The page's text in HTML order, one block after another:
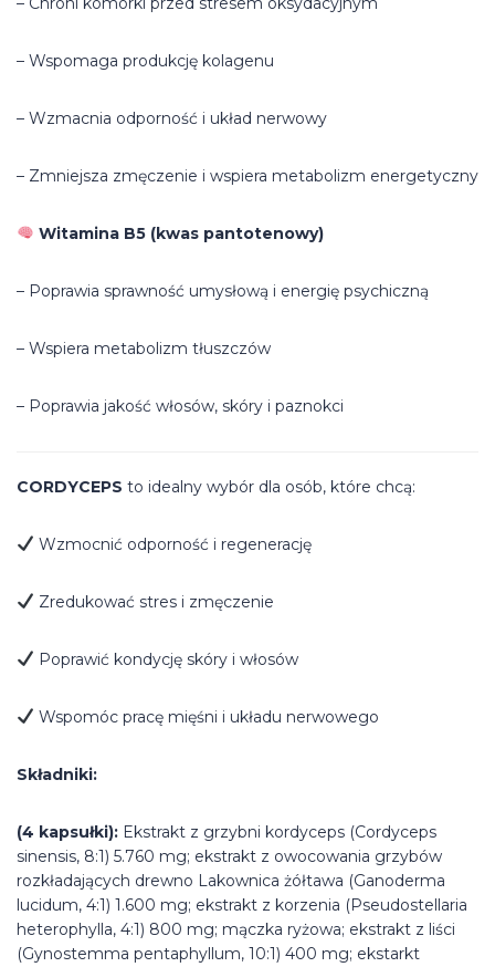
– Wspomaga produkcję kolagenu
– Wzmacnia odporność i układ nerwowy
– Zmniejsza zmęczenie i wspiera metabolizm energetyczny
Witamina B5 (kwas pantotenowy)
– Poprawia sprawność umysłową i energię psychiczną
– Wspiera metabolizm tłuszczów
– Poprawia jakość włosów, skóry i paznokci
CORDYCEPS to idealny wybór dla osób, które chcą:
Wzmocnić odporność i regenerację
Zredukować stres i zmęczenie
Poprawić kondycję skóry i włosów
Wspomóc pracę mięśni i układu nerwowego
Składniki:
(4 kapsułki): Ekstrakt z grzybni kordyceps (Cordyceps
sinensis, 8:1) 5.760 mg; ekstrakt z owocowania grzybów
rozkładających drewno Lakownica żółtawa (Ganoderma
lucidum, 4:1) 1.600 mg; ekstrakt z korzenia (Pseudostellaria
heterophylla, 4:1) 800 mg; mączka ryżowa; ekstrakt z liści
(Gynostemma pentaphyllum, 10:1) 400 mg; ekstarkt